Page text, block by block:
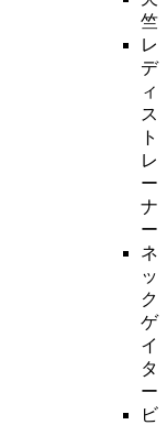
竺
レ
デ
ィ
ス
ト
レ
ー
ナ
ー
ネ
ッ
ク
ゲ
イ
タ
ー
ビ